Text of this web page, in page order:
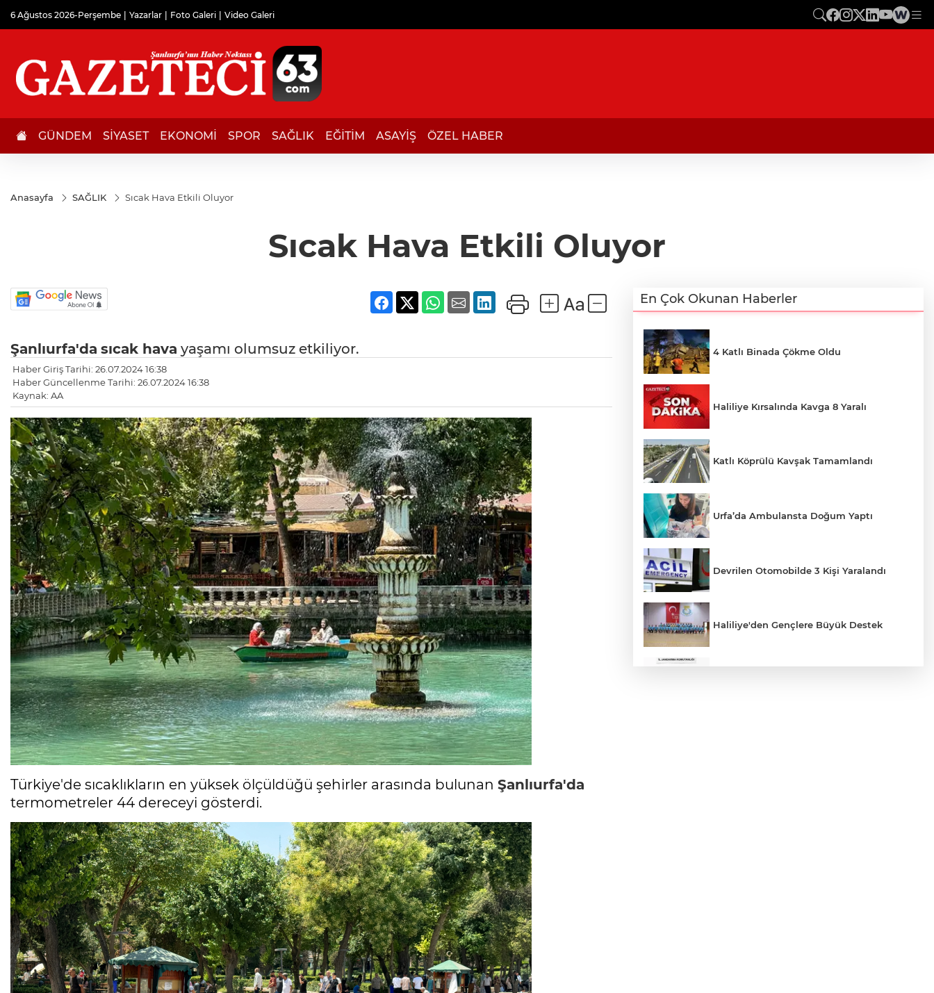
6 Ağustos 2026-Perşembe Yazarlar Foto Galeri Video Galeri
GÜNDEM SİYASET EKONOMİ SPOR SAĞLIK EĞİTİM ASAYİŞ ÖZEL HABER
Anasayfa SAĞLIK Sıcak Hava Etkili Oluyor
Sıcak Hava Etkili Oluyor
Şanlıurfa'da sıcak hava yaşamı olumsuz etkiliyor.
Haber Giriş Tarihi: 26.07.2024 16:38
Haber Güncellenme Tarihi: 26.07.2024 16:38
Kaynak: AA
Türkiye'de sıcaklıkların en yüksek ölçüldüğü şehirler arasında bulunan Şanlıurfa'da
termometreler 44 dereceyi gösterdi.
En Çok Okunan Haberler
4 Katlı Binada Çökme Oldu
Haliliye Kırsalında Kavga 8 Yaralı
Katlı Köprülü Kavşak Tamamlandı
Urfa’da Ambulansta Doğum Yaptı
Devrilen Otomobilde 3 Kişi Yaralandı
Haliliye'den Gençlere Büyük Destek